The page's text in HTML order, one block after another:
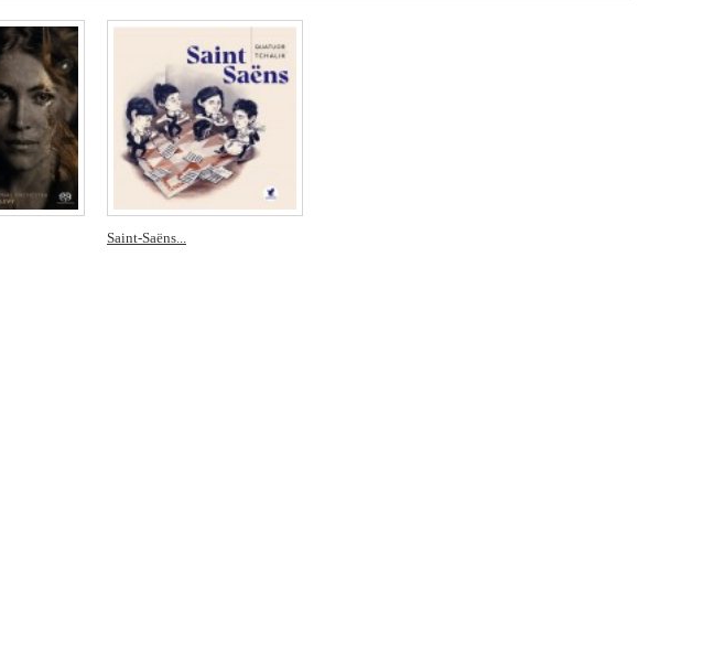
Saint-Saëns...